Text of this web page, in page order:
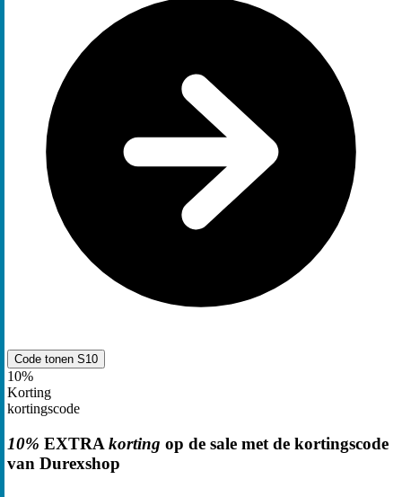
Code tonen S10
10%
Korting
kortingscode
10% EXTRA korting op de sale met de kortingscode
van Durexshop